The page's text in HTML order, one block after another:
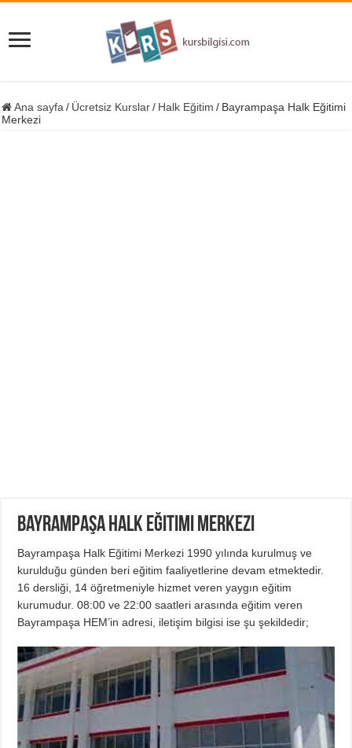
Ana sayfa / Ücretsiz Kurslar / Halk Eğitim / Bayrampaşa Halk Eğitimi
Merkezi
Bayrampaşa Halk Eğitimi Merkezi
Bayrampaşa Halk Eğitimi Merkezi 1990 yılında kurulmuş ve
kurulduğu günden beri eğitim faaliyetlerine devam etmektedir.
16 dersliği, 14 öğretmeniyle hizmet veren yaygın eğitim
kurumudur. 08:00 ve 22:00 saatleri arasında eğitim veren
Bayrampaşa HEM’in adresi, iletişim bilgisi ise şu şekildedir;